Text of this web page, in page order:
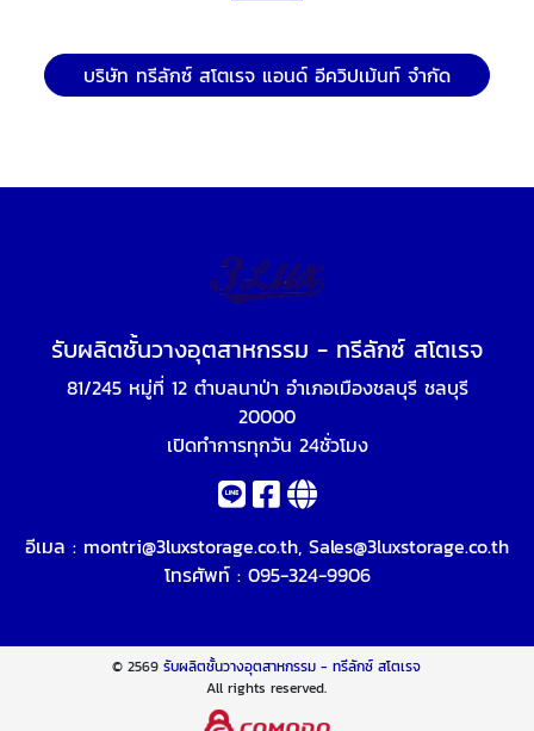
บริษัท ทรีลักซ์ สโตเรจ แอนด์ อีควิปเม้นท์ จำกัด
รับผลิตชั้นวางอุตสาหกรรม - ทรีลักซ์ สโตเรจ
81/245 หมู่ที่ 12 ตำบลนาป่า อำเภอเมืองชลบุรี ชลบุรี
20000
เปิดทำการทุกวัน 24ชั่วโมง
อีเมล : montri@3luxstorage.co.th, Sales@3luxstorage.co.th
โทรศัพท์ : 095-324-9906
© 2569รับผลิตชั้นวางอุตสาหกรรม - ทรีลักซ์ สโตเรจ
All rights reserved.